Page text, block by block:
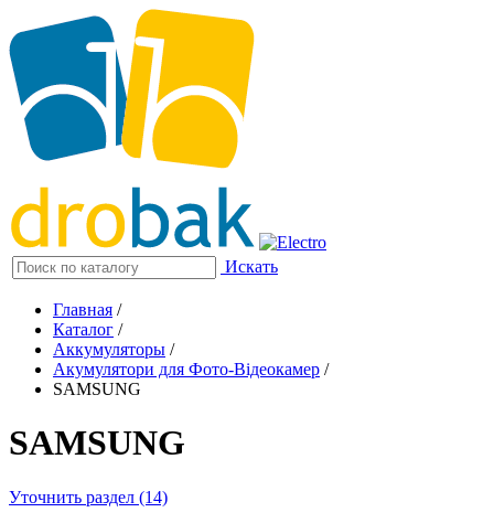
Искать
Главная /
Каталог /
Аккумуляторы /
Акумулятори для Фото-Відеокамер /
SAMSUNG
SAMSUNG
Уточнить раздел (14)